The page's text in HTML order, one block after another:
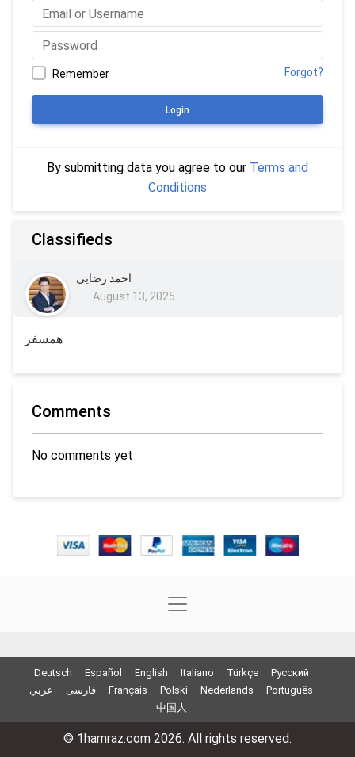
Remember Forgot?
Login
By submitting data you agree to our Terms and
Conditions
Classifieds
احمد رضایی
August 13, 2025
همسفر
Comments
No comments yet
Deutsch Español English Italiano Türkçe
Русский
عربي
فارسی Français Polski Nederlands
Português
中国人
© 1hamraz.com 2026. All rights reserved.